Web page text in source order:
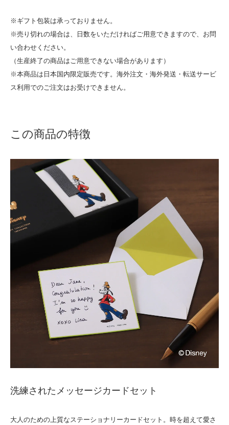
※ギフト包装は承っておりません。
※売り切れの場合は、日数をいただければご用意できますので、お問
い合わせください。
（生産終了の商品はご用意できない場合があります）
※本商品は日本国内限定販売です。海外注文・海外発送・転送サービ
ス利用でのご注文はお受けできません。
この商品の特徴
洗練されたメッセージカードセット
大人のための上質なステーショナリーカードセット。時を超えて愛さ